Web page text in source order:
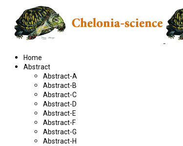
Home
Abstract
Abstract-A
Abstract-B
Abstract-C
Abstract-D
Abstract-E
Abstract-F
Abstract-G
Abstract-H